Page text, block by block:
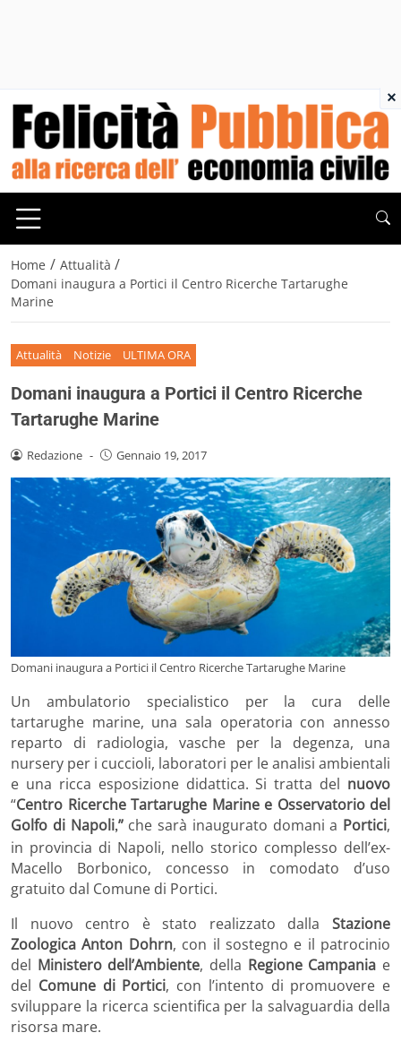
Home / Attualità /
Domani inaugura a Portici il Centro Ricerche Tartarughe
Marine
Attualità Notizie ULTIMA ORA
Domani inaugura a Portici il Centro Ricerche
Tartarughe Marine
Redazione - Gennaio 19, 2017
Domani inaugura a Portici il Centro Ricerche Tartarughe Marine
Un ambulatorio specialistico per la cura delle
tartarughe marine, una sala operatoria con annesso
reparto di radiologia, vasche per la degenza, una
nursery per i cuccioli, laboratori per le analisi ambientali
e una ricca esposizione didattica. Si tratta del nuovo
“Centro Ricerche Tartarughe Marine e Osservatorio del
Golfo di Napoli,”che sarà inaugurato domani a Portici,
in provincia di Napoli, nello storico complesso dell’ex-
Macello Borbonico, concesso in comodato d’uso
gratuito dal Comune di Portici.
Il nuovo centro è stato realizzato dalla Stazione
Zoologica Anton Dohrn, con il sostegno e il patrocinio
del Ministero dell’Ambiente, della Regione Campania e
del Comune di Portici, con l’intento di promuovere e
sviluppare la ricerca scientifica per la salvaguardia della
risorsa mare.
×